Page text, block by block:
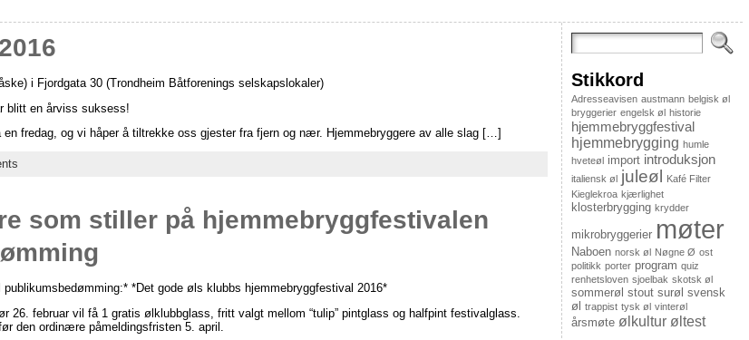
i Fjordgata 30 (Trondheim Båtforenings selskapslokaler)
blitt en årviss suksess!
fredag, og vi håper å tiltrekke oss gjester fra fjern og nær. Hjemmebryggere av alle slag […]
som stiller på hjemmebryggfestivalen
*Det gode øls klubbs hjemmebryggfestival 2016*
26. februar vil få 1 gratis ølklubbglass, fritt valgt mellom “tulip” pintglass og halfpint festivalglass.
den ordinære påmeldingsfristen 5. april.
Stikkord
Adresseavisen austmann belgisk øl
bryggerier engelsk øl historie
hjemmebryggfestival
hjemmebrygging humle
hveteøl import introduksjon
italiensk øl juleøl
Kafé Filter
Kieglekroa kjærlighet
klosterbrygging krydder
mikrobryggerier møter
Naboen norsk øl Nøgne Ø ost
politikk porter program quiz
renhetsloven sjoelbak skotsk øl
sommerøl stout surøl svensk
øl trappist tysk øl vinterøl
årsmøte ølkultur øltest